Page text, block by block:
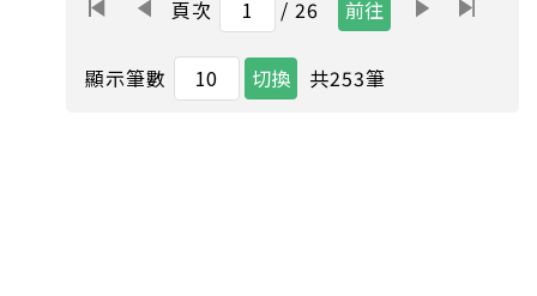
頁次
/ 26
顯示筆數 共253筆